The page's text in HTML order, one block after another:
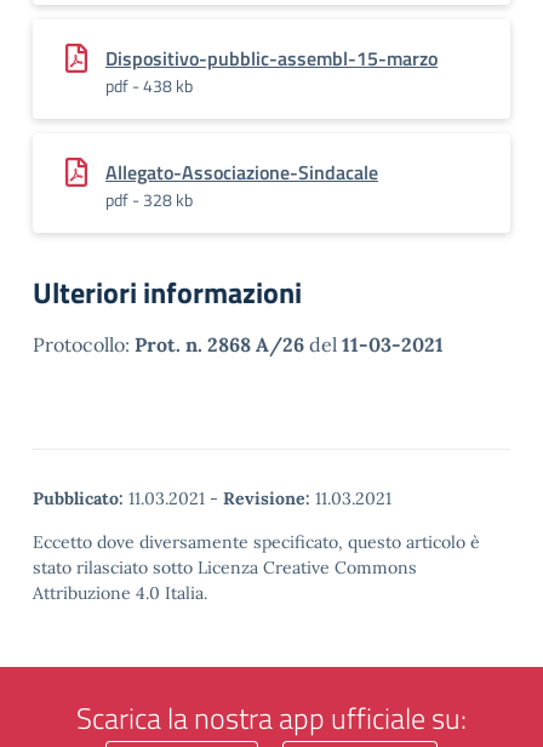
Dispositivo-pubblic-assembl-15-marzo
pdf - 438 kb
Allegato-Associazione-Sindacale
pdf - 328 kb
Ulteriori informazioni
Protocollo: Prot. n. 2868 A/26 del 11-03-2021
Pubblicato: 11.03.2021 - Revisione: 11.03.2021
Eccetto dove diversamente specificato, questo articolo è
stato rilasciato sotto Licenza Creative Commons
Attribuzione 4.0 Italia.
Scarica la nostra app ufficiale su: